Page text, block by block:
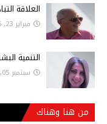
العلاقة
فبراير 23, 2026
التنمية
سبتمبر 05, 2025
من هنا وهناك